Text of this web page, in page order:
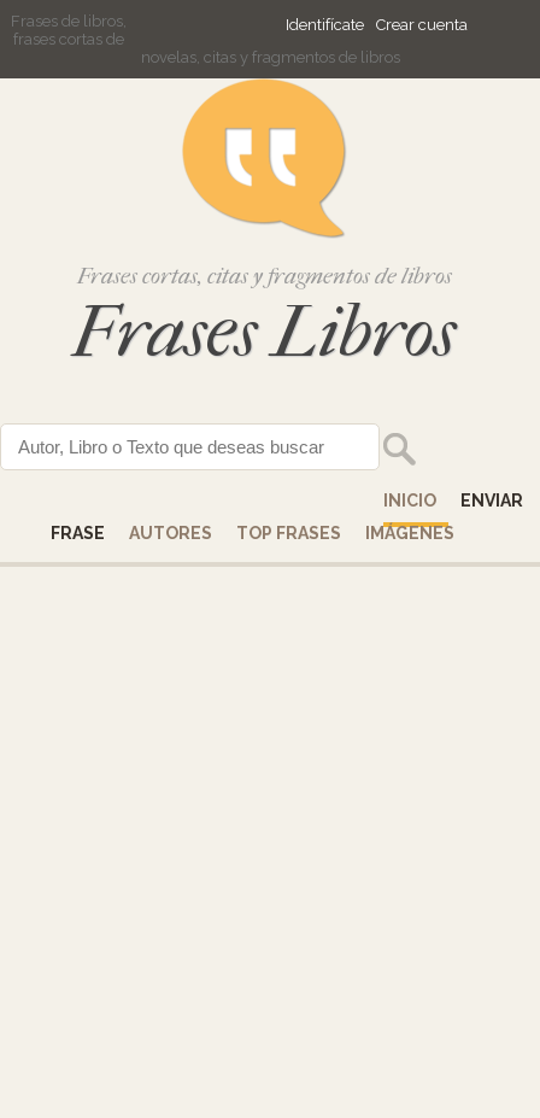
Identifícate Crear cuenta
Frases de libros,
frases cortas de
novelas, citas y fragmentos de libros
Frases cortas, citas y fragmentos de libros
Frases Libros
INICIO
ENVIAR
FRASE
AUTORES TOP FRASES IMÁGENES